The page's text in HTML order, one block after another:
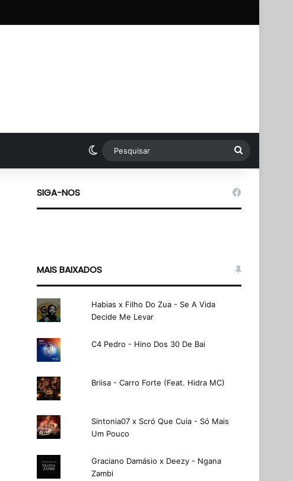
Switch skin Pesquisar
SIGA-NOS
MAIS BAIXADOS
Habias x Filho Do Zua - Se A Vida
Decide Me Levar
C4 Pedro - Hino Dos 30 De Bai
Briisa - Carro Forte (Feat. Hidra MC)
Sintonia07 x Scró Que Cuia - Só Mais
Um Pouco
Graciano Damásio x Deezy - Ngana
Zambi